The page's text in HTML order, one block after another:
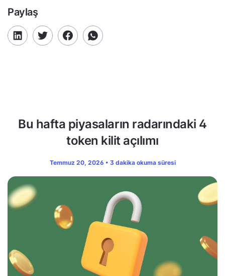
Paylaş
Bu hafta piyasaların radarındaki 4
token kilit açılımı
Temmuz 20, 2026 • 3 dakika okuma süresi